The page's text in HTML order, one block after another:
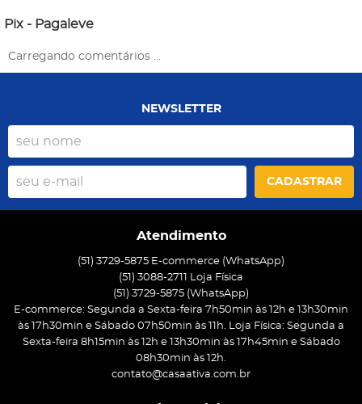
Pix - Pagaleve
Carregando comentários ...
NEWSLETTER
CADASTRAR
Atendimento
(51) 3729-5875 E-commerce (WhatsApp)
(51) 3088-2711 Loja Física
(51) 3729-5875 (WhatsApp)
E-commerce: Segunda a Sexta-feira 7h50min às 12h e 13h30min
às 17h30min e Sábado 07h50min às 11h. Loja Física: Segunda a
Sexta-feira 8h15min às 12h e 13h30min às 17h45min e Sábado
08h30min às 12h.
contato@casaativa.com.br